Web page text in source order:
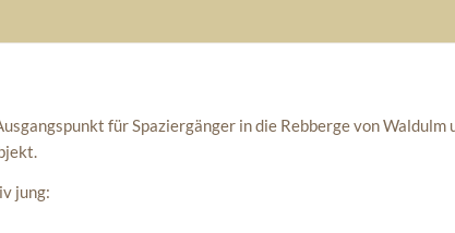
für Spaziergänger in die Rebberge von
jung: